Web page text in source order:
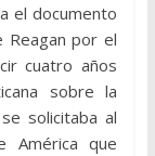
el documento
por el
cuatro años
sobre la
solicitaba al
América que